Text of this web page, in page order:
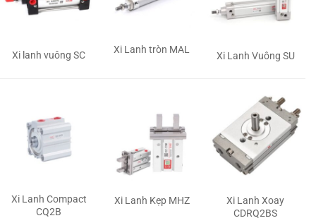
Xi lanh vuông SC Xi Lanh tròn MAL
Xi Lanh Vuông SU
Xi Lanh Compact
CQ2B
Xi Lanh Kẹp MHZ
Xi Lanh Xoay
CDRQ2BS